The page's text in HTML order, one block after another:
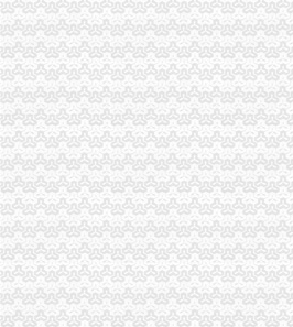
无押借款(组图)_网易新闻
重庆公司注销：代办工商执照、税务、工商
重庆知辉知识产权代理有限公司联系方式_信
重庆知辉知识产权代理有限公司_【电话地址
合肥注册公司专业代办营业执照找信捷财务
广州办股份有限公司营业执照扬业代办股份
重庆立为财务咨询有限公司_【信用信息_诉
重庆老火锅店加盟排名
【工商营业执照代办找安诚财务张维欢专业
【快捷办理贵市营业执照代办公司注册房屋
【重庆蕙兰文化播有限公司2018新招聘信息
【重庆注册公司_代理注册公司_工商注册】-
咨询设计公司_咨询设计厂家_公司页-阿里巴巴
上海代办工商营业执照厂家_上海代办工商